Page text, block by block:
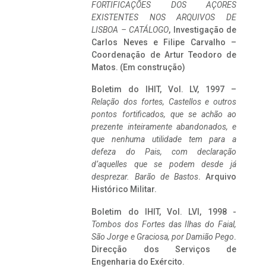
FORTIFICAÇÕES DOS AÇORES
EXISTENTES NOS ARQUIVOS DE
LISBOA – CATÁLOGO, Investigação de
Carlos Neves e Filipe Carvalho –
Coordenação de Artur Teodoro de
Matos. (Em construção)
Boletim do IHIT, Vol. LV, 1997 –
Relação dos fortes, Castellos e outros
pontos fortificados, que se achão ao
prezente inteiramente abandonados, e
que nenhuma utilidade tem para a
defeza do Pais, com declaração
d’aquelles que se podem desde já
desprezar. Barão de Bastos. Arquivo
Histórico Militar.
Boletim do IHIT, Vol. LVI, 1998 -
Tombos dos Fortes das Ilhas do Faial,
São Jorge e Graciosa, por Damião Pego.
Direcção dos Serviços de
Engenharia do Exército.